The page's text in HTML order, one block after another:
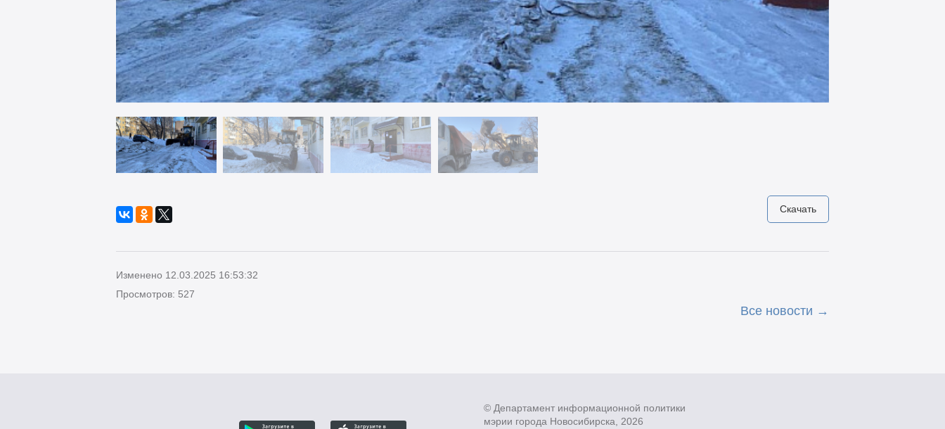
Скачать
Изменено 12.03.2025 16:53:32
Просмотров: 527
Все новости
© Департамент информационной политики
мэрии города Новосибирска, 2026